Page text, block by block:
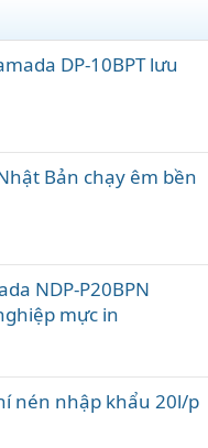
DP-10BPT lưu
Bản chạy êm bền
NDP-P20BPN
mực in
nén nhập khẩu 20l/p